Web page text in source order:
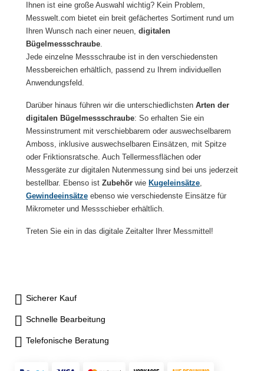
Ihnen ist eine große Auswahl wichtig? Kein Problem,
Messwelt.com bietet ein breit gefächertes Sortiment rund um
Ihren Wunsch nach einer neuen, digitalen
Bügelmessschraube.
Jede einzelne Messschraube ist in den verschiedensten
Messbereichen erhältlich, passend zu Ihrem individuellen
Anwendungsfeld.
Darüber hinaus führen wir die unterschiedlichsten Arten der
digitalen Bügelmessschraube: So erhalten Sie ein
Messinstrument mit verschiebbarem oder auswechselbarem
Amboss, inklusive auswechselbaren Einsätzen, mit Spitze
oder Friktionsratsche. Auch Tellermessflächen oder
Messgeräte zur digitalen Nutenmessung sind bei uns jederzeit
bestellbar. Ebenso ist Zubehör wie Kugeleinsätze,
Gewindeeinsätze ebenso wie verschiedenste Einsätze für
Mikrometer und Messschieber erhältlich.
Treten Sie ein in das digitale Zeitalter Ihrer Messmittel!
Sicherer Kauf
Schnelle Bearbeitung
Telefonische Beratung